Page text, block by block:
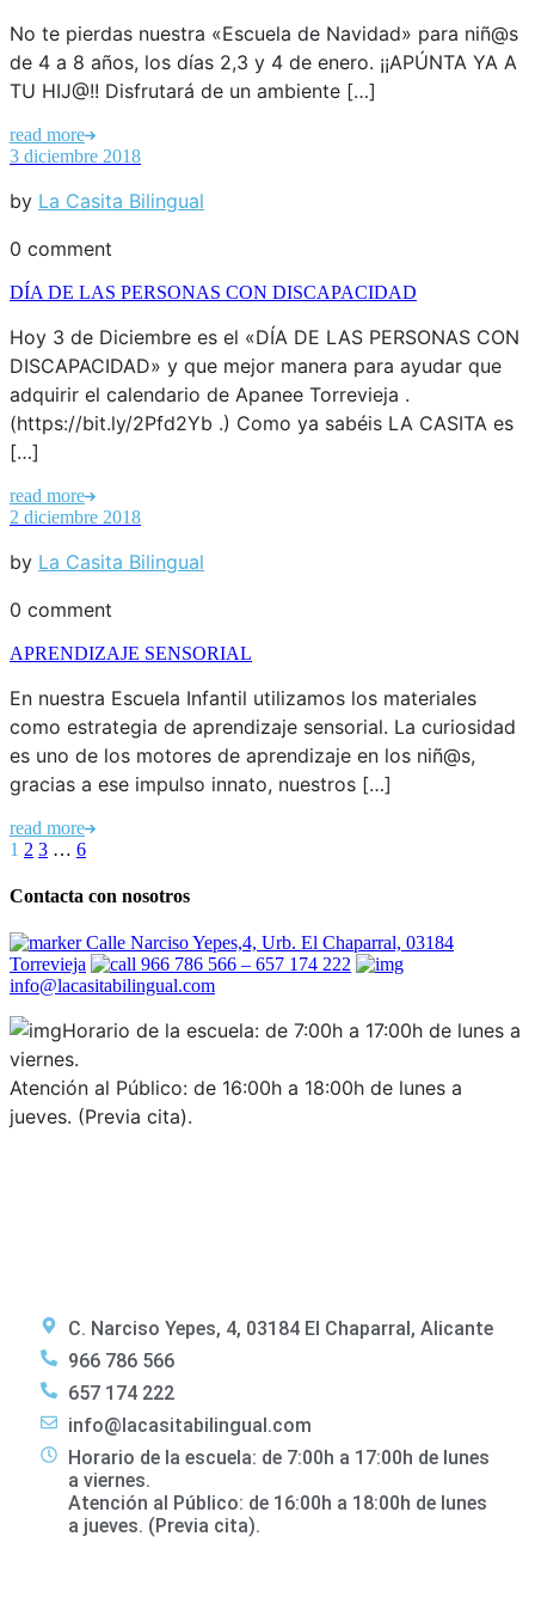
No te pierdas nuestra «Escuela de Navidad» para niñ@s
de 4 a 8 años, los días 2,3 y 4 de enero. ¡¡APÚNTA YA A
TU HIJ@!! Disfrutará de un ambiente […]
read more
3 diciembre 2018
by La Casita Bilingual
0 comment
DÍA DE LAS PERSONAS CON DISCAPACIDAD
Hoy 3 de Diciembre es el «DÍA DE LAS PERSONAS CON
DISCAPACIDAD» y que mejor manera para ayudar que
adquirir el calendario de Apanee Torrevieja .
(https://bit.ly/2Pfd2Yb .) Como ya sabéis LA CASITA es
[…]
read more
2 diciembre 2018
by La Casita Bilingual
0 comment
APRENDIZAJE SENSORIAL
En nuestra Escuela Infantil utilizamos los materiales
como estrategia de aprendizaje sensorial. La curiosidad
es uno de los motores de aprendizaje en los niñ@s,
gracias a ese impulso innato, nuestros […]
read more
1 2 3 … 6
Contacta con nosotros
Calle Narciso Yepes,4, Urb. El Chaparral, 03184
Torrevieja
966 786 566 – 657 174 222
info@lacasitabilingual.com
Horario de la escuela: de 7:00h a 17:00h de lunes a
viernes.
Atención al Público: de 16:00h a 18:00h de lunes a
jueves. (Previa cita).
C. Narciso Yepes, 4, 03184 El Chaparral, Alicante
966 786 566
657 174 222
info@lacasitabilingual.com
Horario de la escuela: de 7:00h a 17:00h de lunes
a viernes.
Atención al Público: de 16:00h a 18:00h de lunes
a jueves. (Previa cita).